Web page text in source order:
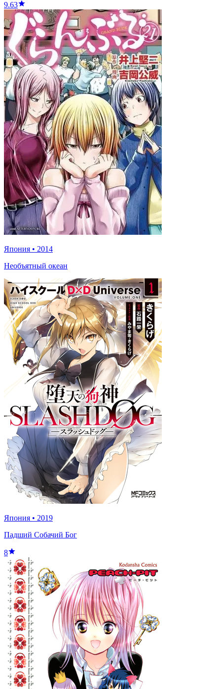
9.63
Япония • 2014
Необъятный океан
Япония • 2019
Падший Собачий Бог
8